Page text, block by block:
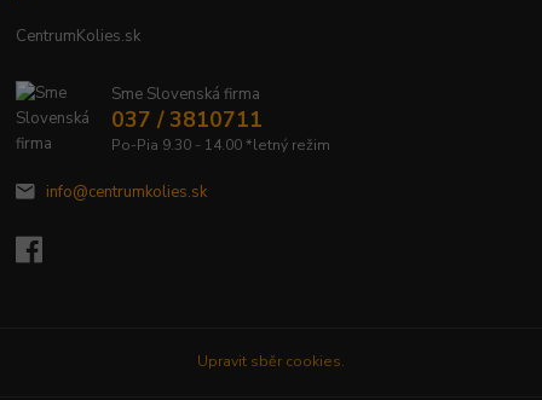
CentrumKolies.sk
Sme Slovenská firma
037 / 3810711
Po-Pia 9.30 - 14.00 *letný režim
info@centrumkolies.sk
Upravit sběr cookies.